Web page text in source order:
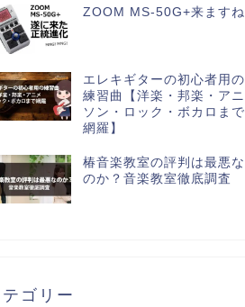
ZOOM MS-50G+来ますね
エレキギターの初心者用の
練習曲【洋楽・邦楽・アニ
ソン・ロック・ボカロまで
網羅】
椿音楽教室の評判は最悪な
のか？音楽教室徹底調査
テゴリー